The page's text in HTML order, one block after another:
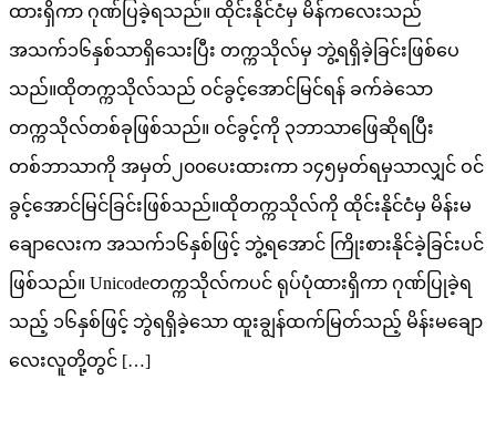
ထားရှိကာ ဂုဏ်ပြခဲ့ရသည်။ ထိုင်းနိုင်ငံမှ မိန်ကလေးသည်
အသက်၁၆နှစ်သာရှိသေးပြီး တက္ကသိုလ်မှ ဘွဲ့ရရှိခဲ့ခြင်းဖြစ်ပေ
သည်။ထိုတက္ကသိုလ်သည် ဝင်ခွင့်အောင်မြင်ရန် ခက်ခဲသော
တက္ကသိုလ်တစ်ခုဖြစ်သည်။ ဝင်ခွင့်ကို ၃ဘာသာဖြေဆိုရပြီး
တစ်ဘာသာကို အမှတ်၂၀၀ပေးထားကာ ၁၄၅မှတ်ရမှသာလျှင် ဝင်
ခွင့်အောင်မြင်ခြင်းဖြစ်သည်။ထိုတက္ကသိုလ်ကို ထိုင်းနိုင်ငံမှ မိန်းမ
ချောလေးက အသက်၁၆နှစ်ဖြင့် ဘွဲ့ရအောင် ကြိုးစားနိုင်ခဲ့ခြင်းပင်
ဖြစ်သည်။ Unicodeတက္ကသိုလ်ကပင် ရုပ်ပုံထားရှိကာ ဂုဏ်ပြုခဲ့ရ
သည့် ၁၆နှစ်ဖြင့် ဘွဲရရှိခဲ့သော ထူးချွန်ထက်မြတ်သည့် မိန်းမချော
လေးလူတို့တွင် […]